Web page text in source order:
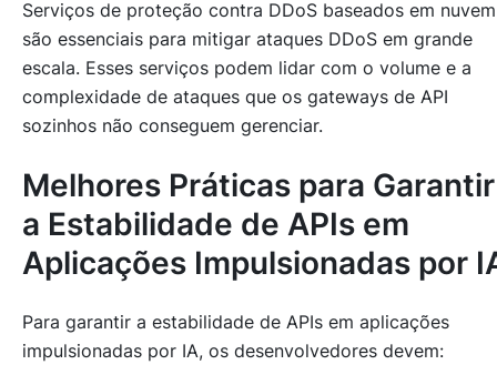
Serviços de proteção contra DDoS baseados em nuvem
são essenciais para mitigar ataques DDoS em grande
escala. Esses serviços podem lidar com o volume e a
complexidade de ataques que os gateways de API
sozinhos não conseguem gerenciar.
Melhores Práticas para Garantir
a Estabilidade de APIs em
Aplicações Impulsionadas por
Para garantir a estabilidade de APIs em aplicações
impulsionadas por IA, os desenvolvedores devem: